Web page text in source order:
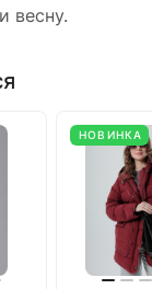
весну.
НОВИНКА